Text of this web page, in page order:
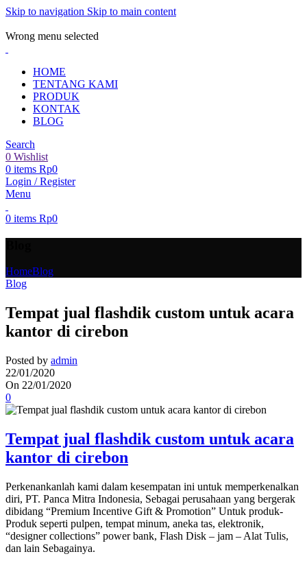
Skip to navigation Skip to main content
Wrong menu selected
HOME
TENTANG KAMI
PRODUK
KONTAK
BLOG
Search
0 Wishlist
0 items Rp0
Login / Register
Menu
0 items Rp0
HomeBlog
Blog
Tempat jual flashdik custom untuk acara
kantor di cirebon
Posted by admin
22/01/2020
On 22/01/2020
0
Tempat jual flashdik custom untuk acara
kantor di cirebon
Perkenankanlah kami dalam kesempatan ini untuk memperkenalkan
diri, PT. Panca Mitra Indonesia, Sebagai perusahaan yang bergerak
dibidang “Premium Incentive Gift & Promotion” Untuk produk-
Produk seperti pulpen, tempat minum, aneka tas, elektronik,
“designer collections” power bank, Flash Disk – jam – Alat Tulis,
dan lain Sebagainya.